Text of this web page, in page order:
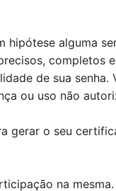
hipótese alguma
completos
de sua senha.
ou uso não
gerar o seu
na mesma.